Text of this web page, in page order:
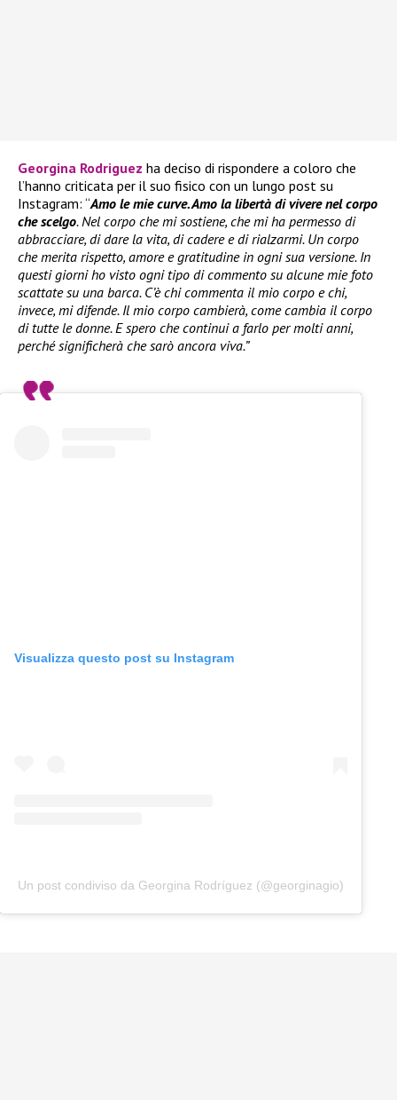
Georgina Rodriguez ha deciso di rispondere a coloro che
l’hanno criticata per il suo fisico con un lungo post su
Instagram: “Amo le mie curve. Amo la libertà di vivere nel corpo
che scelgo. Nel corpo che mi sostiene, che mi ha permesso di
abbracciare, di dare la vita, di cadere e di rialzarmi. Un corpo
che merita rispetto, amore e gratitudine in ogni sua versione. In
questi giorni ho visto ogni tipo di commento su alcune mie foto
scattate su una barca. C’è chi commenta il mio corpo e chi,
invece, mi difende. Il mio corpo cambierà, come cambia il corpo
di tutte le donne. E spero che continui a farlo per molti anni,
perché significherà che sarò ancora viva.”
Visualizza questo post su Instagram
Un post condiviso da Georgina Rodríguez (@georginagio)